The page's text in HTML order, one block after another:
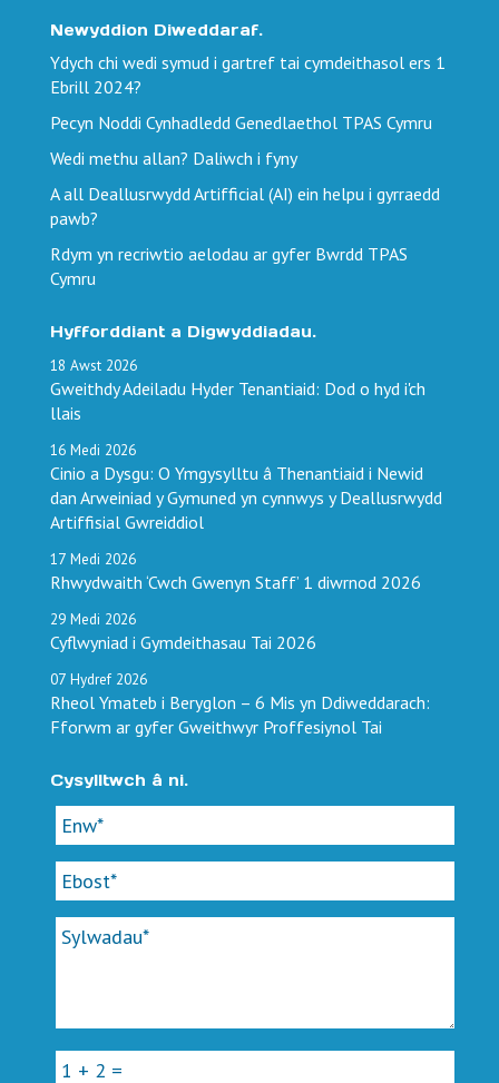
Newyddion Diweddaraf.
Ydych chi wedi symud i gartref tai cymdeithasol ers 1
Ebrill 2024?
Pecyn Noddi Cynhadledd Genedlaethol TPAS Cymru
Wedi methu allan? Daliwch i fyny
A all Deallusrwydd Artifficial (AI) ein helpu i gyrraedd
pawb?
Rdym yn recriwtio aelodau ar gyfer Bwrdd TPAS
Cymru
Hyfforddiant a Digwyddiadau.
18 Awst 2026
Gweithdy Adeiladu Hyder Tenantiaid: Dod o hyd i'ch
llais
16 Medi 2026
Cinio a Dysgu: O Ymgysylltu â Thenantiaid i Newid
dan Arweiniad y Gymuned yn cynnwys y Deallusrwydd
Artiffisial Gwreiddiol
17 Medi 2026
Rhwydwaith ‘Cwch Gwenyn Staff’ 1 diwrnod 2026
29 Medi 2026
Cyflwyniad i Gymdeithasau Tai 2026
07 Hydref 2026
Rheol Ymateb i Beryglon – 6 Mis yn Ddiweddarach:
Fforwm ar gyfer Gweithwyr Proffesiynol Tai
Cysylltwch â ni.